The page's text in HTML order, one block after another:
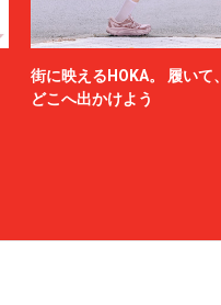
街に映えるHOKA。 履いて、
どこへ出かけよう